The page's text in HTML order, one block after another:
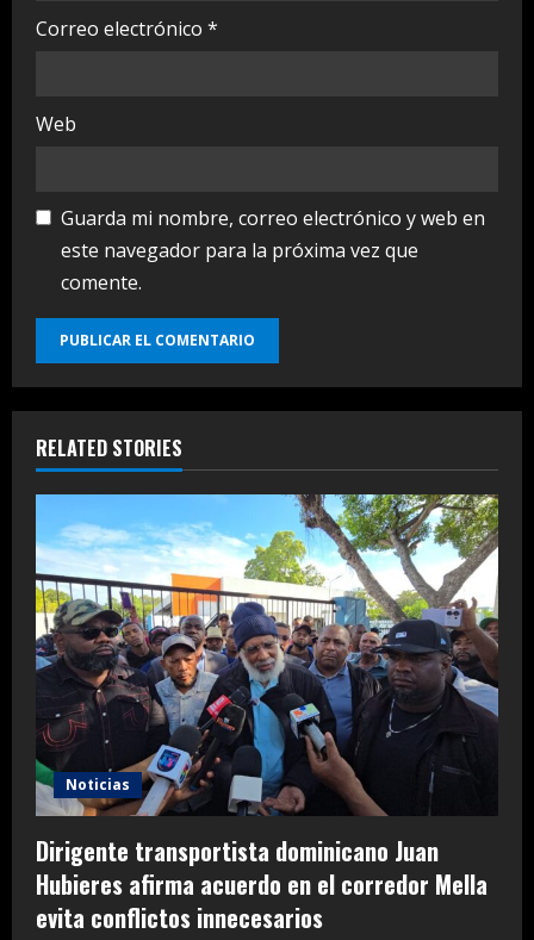
Correo electrónico *
Web
Guarda mi nombre, correo electrónico y web en
este navegador para la próxima vez que
comente.
RELATED STORIES
Noticias
Dirigente transportista dominicano Juan
Hubieres afirma acuerdo en el corredor Mella
evita conflictos innecesarios